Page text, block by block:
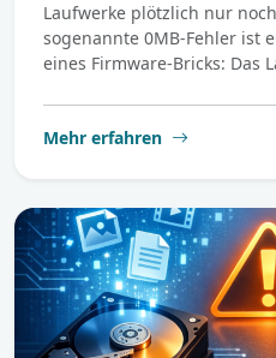
Laufwerke plötzlich nur
sogenannte 0MB-Fehler ist
eines Firmware-Bricks: Das
Mehr erfahren